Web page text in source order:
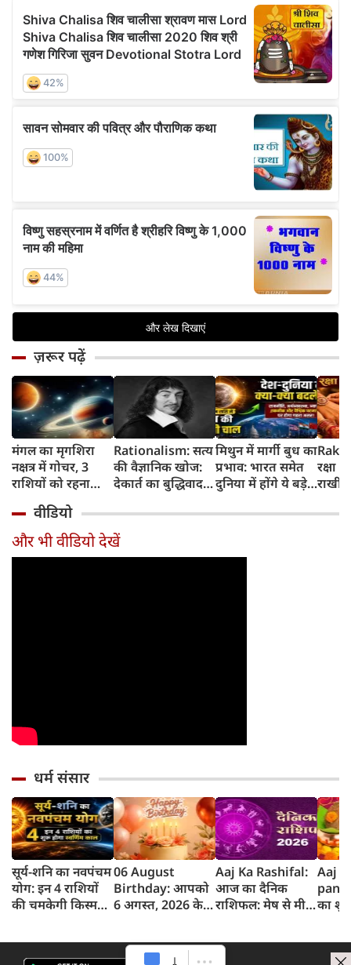
ज़रूर पढ़ें
मंगल का मृगशिरा
नक्षत्र में गोचर, 3
राशियों को रहना
सावधान
Rationalism: सत्य
की वैज्ञानिक खोज:
देकार्त का बुद्धिवाद
का जन्म
मिथुन में मार्गी बुध का
प्रभाव: भारत समेत
दुनिया में होंगे ये बड़े
रक्षा
राखी
वीडियो
और भी वीडियो देखें
धर्म संसार
सूर्य-शनि का नवपंचम
योग: इन 4 राशियों
की चमकेगी किस्मत,
06 August
Birthday: आपको
6 अगस्त, 2026 के
Aaj Ka Rashifal:
आज का दैनिक
राशिफल: मेष से मीन
2026)
Aaj
का
समय